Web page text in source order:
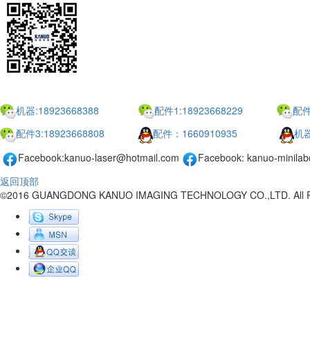
机器:18923668388
配件1:18923668229
配
配件3:18923668808
配件：1660910935
机
Facebook:kanuo-laser@hotmail.com
Facebook: kanuo-
返回顶部
©2016 GUANGDONG KANUO IMAGING TECHNOLOGY CO.,LTD. All